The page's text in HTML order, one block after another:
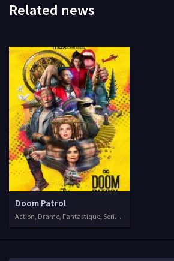
Related news
Doom Patrol
Action, Drame, Fantastique, Séries VF, 2019